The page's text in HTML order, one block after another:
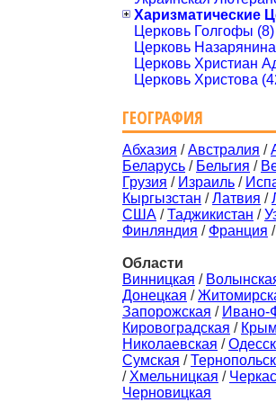
Харизматические
Церковь Голгофы (8)
Церковь
Церковь Христиан
Церковь Христова
ГЕОГРАФИЯ
Абхазия /Австралия /
Беларусь / Бельгия /
Грузия / Израиль /
Кыргызстан /Латвия /
США /Таджикистан /
Финляндия / Франция /
Области
Винницкая /
Донецкая /
Запорожская / Ивано-
Кировоградская / Крым
Николаевская /
Сумская /
/ Хмельницкая /
Черновицкая